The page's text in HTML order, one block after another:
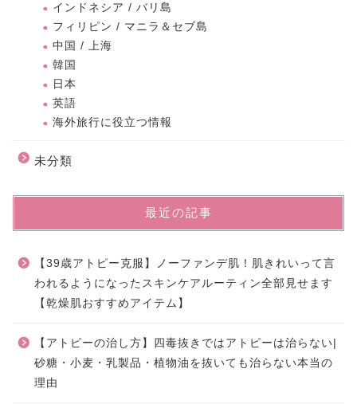
インドネシア / バリ島
フィリピン / マニラ＆セブ島
中国 / 上海
韓国
日本
英語
海外旅行に役立つ情報
未分類
最近の記事
【39歳アトピー克服】ノーファンデ肌！肌きれいって言
われるようになったスキンケアルーティン全部見せます
【乾燥肌おすすめアイテム】
【アトピーの治し方】四毒抜きではアトピーは治らない|
砂糖・小麦・乳製品・植物油を抜いても治らない本当の
理由